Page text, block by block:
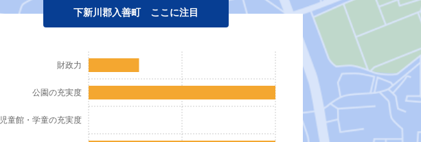
下新川郡入善町 ここに注目
児童館・学童の充実度
公園の充実度
財政力